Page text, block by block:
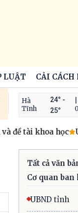
LUẬT CẢI
Hà
Tĩnh
24° -
25°
đề tài khoa học
Tất cả văn
Cơ quan ban
UBND tỉnh